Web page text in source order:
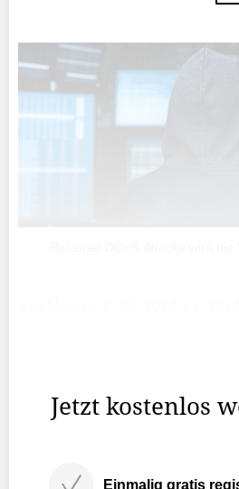
Jetzt kostenlos
Einmalig gratis